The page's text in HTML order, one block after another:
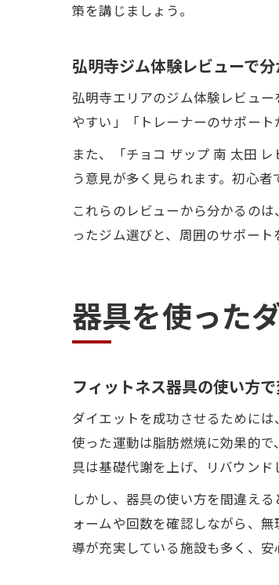
策を講じましょう。
弘明寺ジム体験レビューで
弘明寺エリアのジム体験レビュ
やすい」「トレーナーのサポー
また、「チョコ ザップ 南 太田
う意見が多く見られます。初心
これらのレビューから分かるの
ったジム選びと、周囲のサポート
器具を使った
フィットネス器具の使い方
ダイエットを成功させるために
使った運動は脂肪燃焼に効果的
具は基礎代謝を上げ、リバウンド
しかし、器具の使い方を間違え
ォームや回数を確認しながら、
導が充実している施設も多く、安